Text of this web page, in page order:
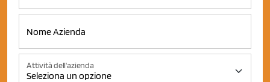
Attività dell'azienda